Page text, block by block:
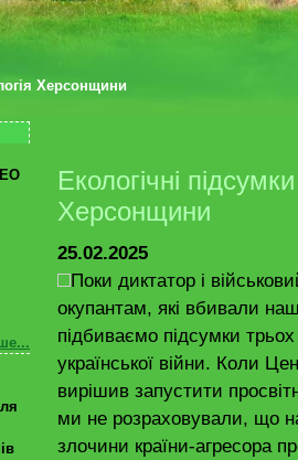
Херсонщини
Екологічні
Херсонщини
25.02.2025
Поки диктатор і
окупантам, які вбивали
підбиваємо підсумки
української війни. Коли
вирішив запустити
ми не розраховували, що
злочини країни-агресора